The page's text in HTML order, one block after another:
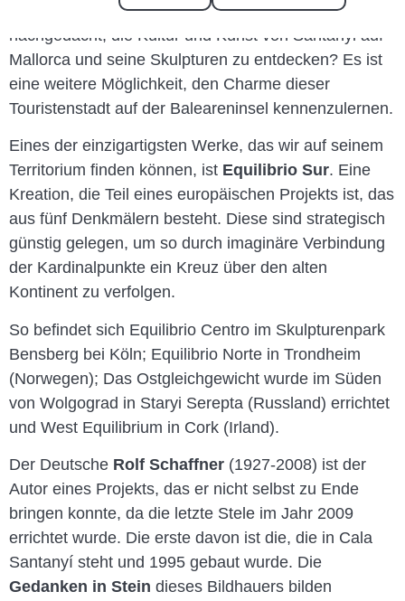
Gastronomie gehört. Aber haben Sie jemals darüber
nachgedacht, die Kultur und Kunst von Santanyi auf
Mallorca und seine Skulpturen zu entdecken? Es ist
eine weitere Möglichkeit, den Charme dieser
Touristenstadt auf der Baleareninsel kennenzulernen.
Eines der einzigartigsten Werke, das wir auf seinem
Territorium finden können, ist Equilibrio Sur. Eine
Kreation, die Teil eines europäischen Projekts ist, das
aus fünf Denkmälern besteht. Diese sind strategisch
günstig gelegen, um so durch imaginäre Verbindung
der Kardinalpunkte ein Kreuz über den alten
Kontinent zu verfolgen.
So befindet sich Equilibrio Centro im Skulpturenpark
Bensberg bei Köln; Equilibrio Norte in Trondheim
(Norwegen); Das Ostgleichgewicht wurde im Süden
von Wolgograd in Staryi Serepta (Russland) errichtet
und West Equilibrium in Cork (Irland).
Der Deutsche Rolf Schaffner (1927-2008) ist der
Autor eines Projekts, das er nicht selbst zu Ende
bringen konnte, da die letzte Stele im Jahr 2009
errichtet wurde. Die erste davon ist die, die in Cala
Santanyí steht und 1995 gebaut wurde. Die
Gedanken in Stein dieses Bildhauers bilden